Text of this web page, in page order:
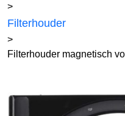
>
Filterhouder
>
Filterhouder magnetisch